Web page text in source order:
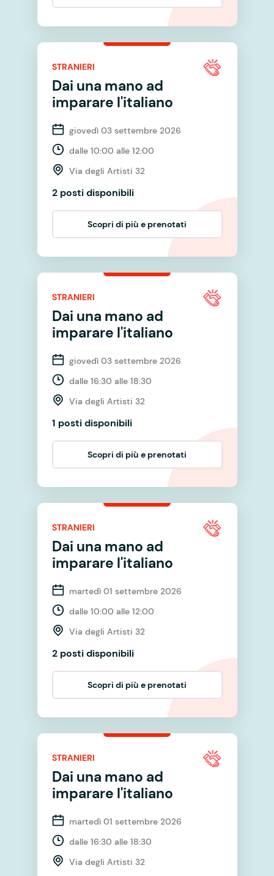
STRANIERI
Dai una mano ad
imparare l'italiano
giovedì 03 settembre 2026
dalle 10:00 alle 12:00
Via degli Artisti 32
2 posti disponibili
Scopri di più e prenotati
STRANIERI
Dai una mano ad
imparare l'italiano
giovedì 03 settembre 2026
dalle 16:30 alle 18:30
Via degli Artisti 32
1 posti disponibili
Scopri di più e prenotati
STRANIERI
Dai una mano ad
imparare l'italiano
martedì 01 settembre 2026
dalle 10:00 alle 12:00
Via degli Artisti 32
2 posti disponibili
Scopri di più e prenotati
STRANIERI
Dai una mano ad
imparare l'italiano
martedì 01 settembre 2026
dalle 16:30 alle 18:30
Via degli Artisti 32